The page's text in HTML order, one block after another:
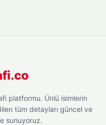
platformu. Ünlü isimlerin
tüm detayları güncel ve
sunuyoruz.